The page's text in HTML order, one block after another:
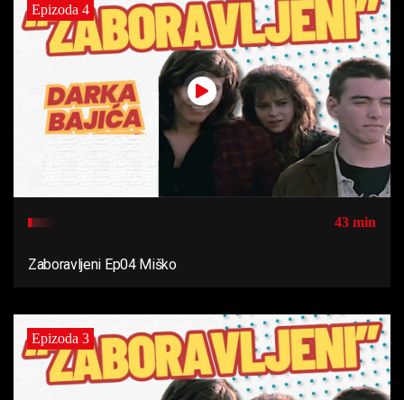
Epizoda 4
43 min
Zaboravljeni Ep04 Miško
Epizoda 3